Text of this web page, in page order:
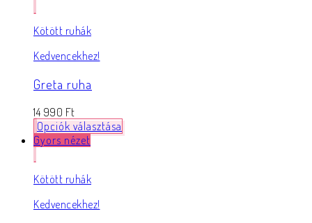
Kötött ruhák
Kedvencekhez!
Greta ruha
14 990 Ft
Opciók választása
Gyors nézet
Kötött ruhák
Kedvencekhez!